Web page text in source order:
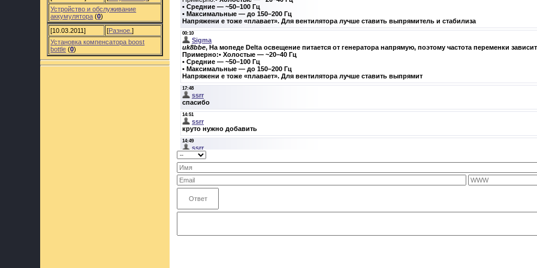
Устройство и обслуживание
аккумулятора (0)
[10.03.2011]
[Разное.]
Установка компенсатора boost
bottle (0)